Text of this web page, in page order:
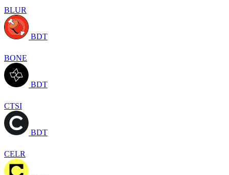
BLUR
BDT
BONE
BDT
CTSI
BDT
CELR